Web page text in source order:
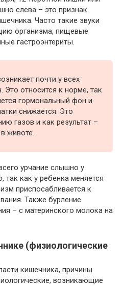
слева – это признак
Часто такие звуки
организма, пищевые
гастроэнтериты.
почти у всех
относится к норме, так
гормональный фон и
снижается. Это
газов и как результат –
животе.
урчание слышно у
так как у ребенка меняется
приспосабливается к
Также бурление
– с материнского молока на
(физиологические
кишечника, причины
возникающие